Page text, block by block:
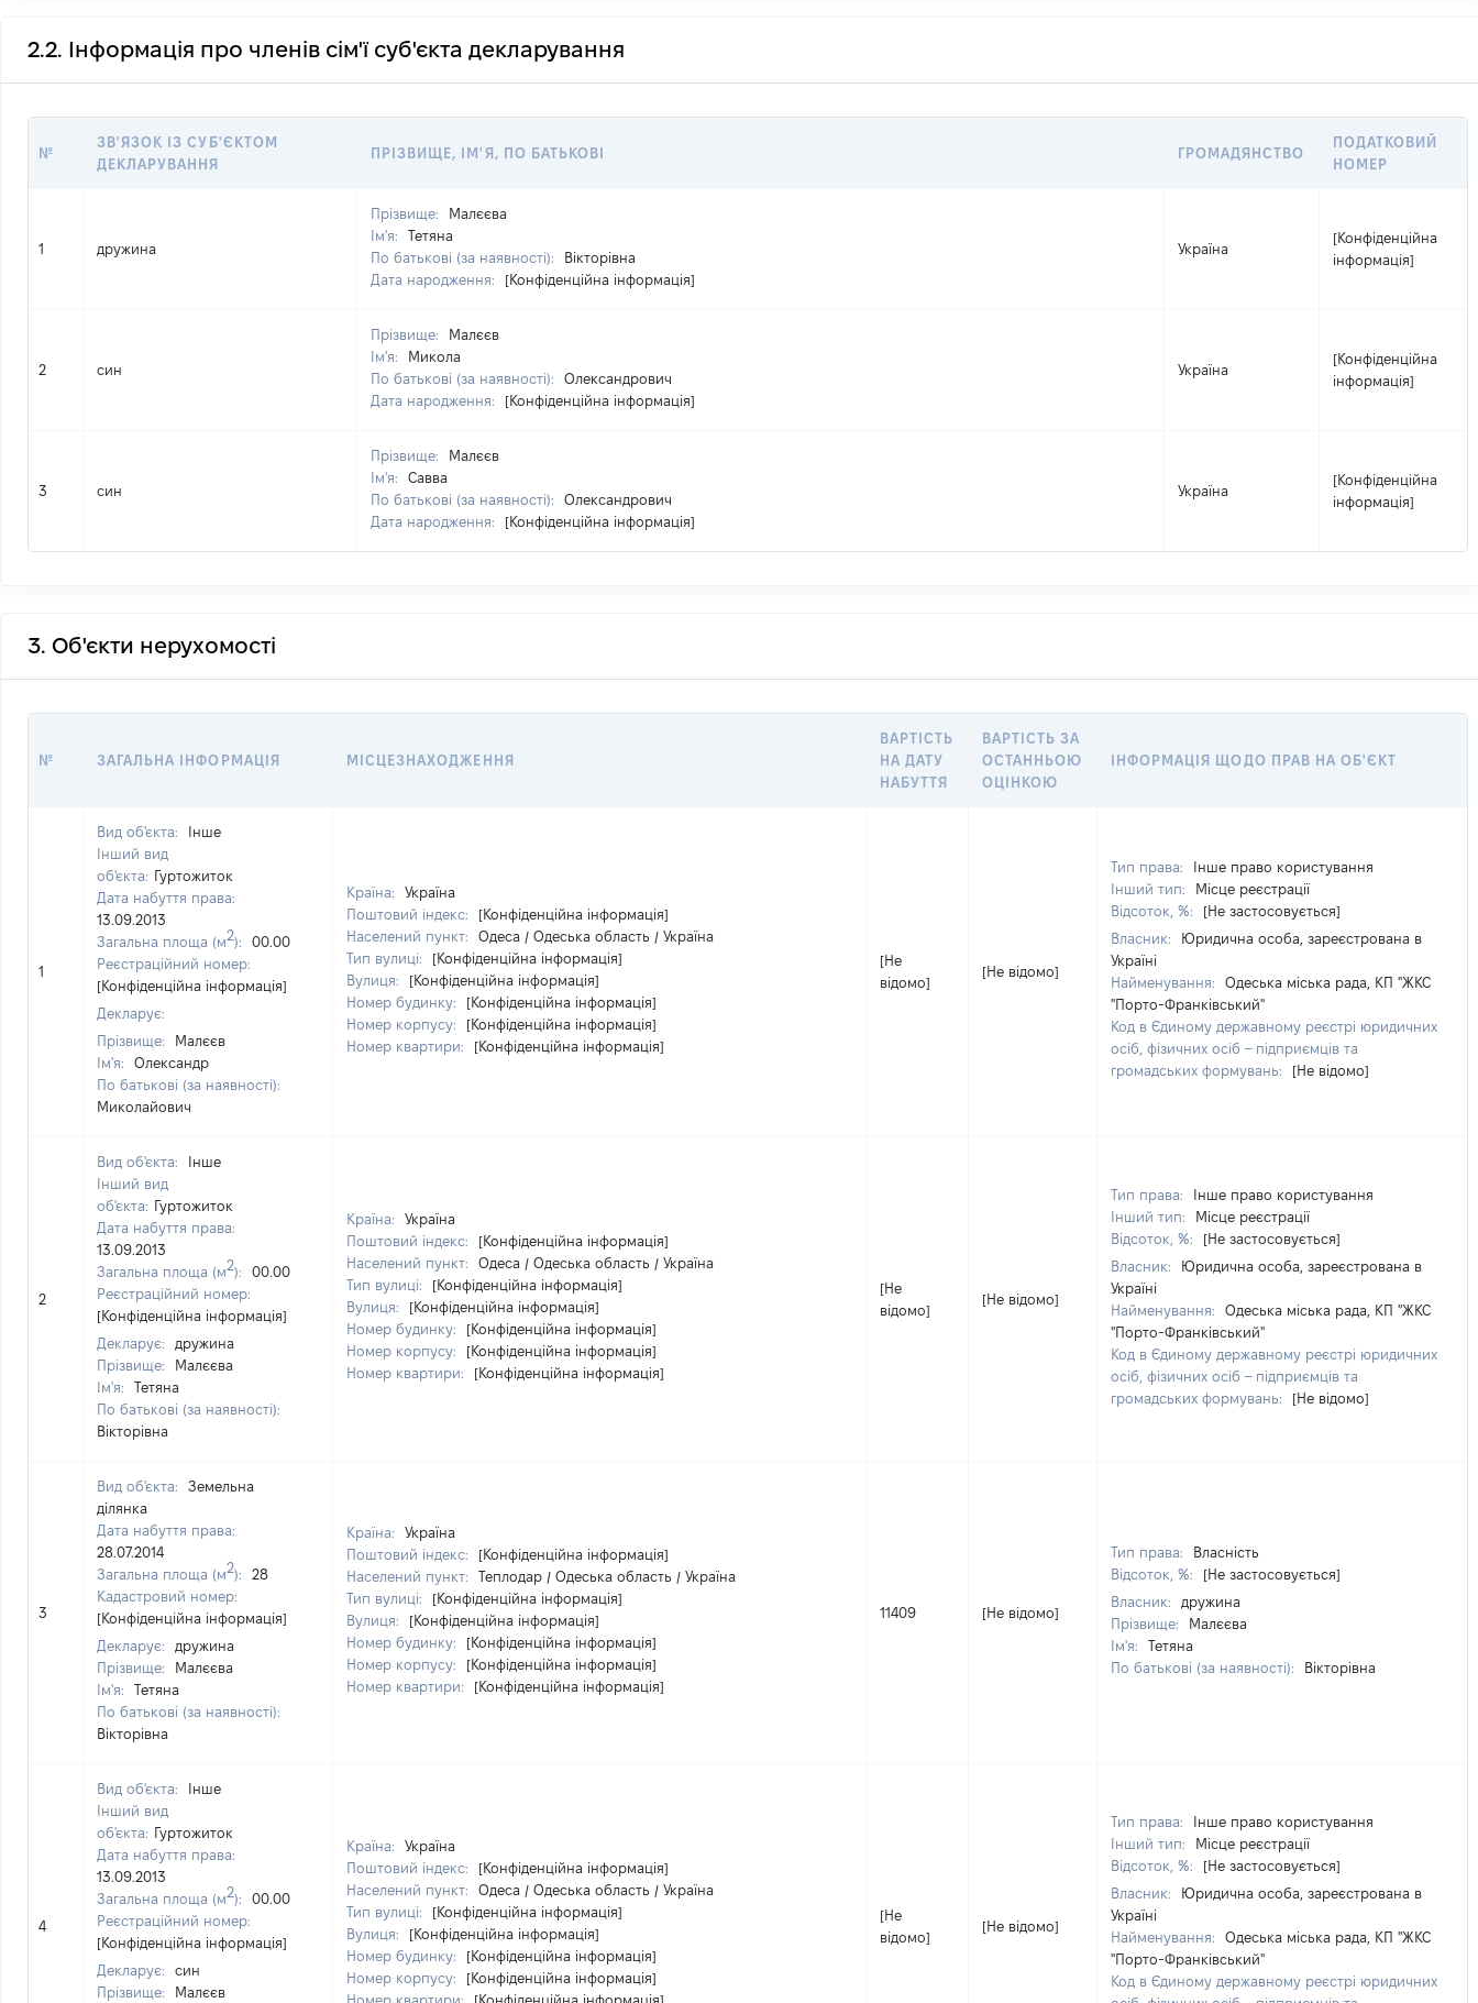
2.2. Інформація про членів сім'ї суб'єкта декларування
№
ЗВ'ЯЗОК ІЗ СУБ'ЄКТОМ
ДЕКЛАРУВАННЯ
ПРІЗВИЩЕ, ІМ'Я, ПО БАТЬКОВІ ГРОМАДЯНСТВО
ПОДАТКОВИЙ
НОМЕР
1 дружина
Прізвище:
Малєєва
Ім'я:
Тетяна
По батькові (за наявності):
Вікторівна
Дата народження:
[Конфіденційна інформація]
Україна
[Конфіденційна
інформація]
2 син
Прізвище:
Малєєв
Ім'я:
Микола
По батькові (за наявності):
Олександрович
Дата народження:
[Конфіденційна інформація]
Україна
[Конфіденційна
інформація]
3 син
Прізвище:
Малєєв
Ім'я:
Савва
По батькові (за наявності):
Олександрович
Дата народження:
[Конфіденційна інформація]
Україна
[Конфіденційна
інформація]
3. Об'єкти нерухомості
№ ЗАГАЛЬНА ІНФОРМАЦІЯ МІСЦЕЗНАХОДЖЕННЯ
ВАРТІСТЬ
НА ДАТУ
НАБУТТЯ
ВАРТІСТЬ ЗА
ОСТАННЬОЮ
ОЦІНКОЮ
ІНФОРМАЦІЯ ЩОДО ПРАВ НА ОБ'ЄКТ
1
Вид об'єкта:
Інше
Інший вид
об'єкта: Гуртожиток
Дата набуття права:
13.09.2013
Загальна площа (м2):
00.00
Реєстраційний номер:
[Конфіденційна інформація]
Декларує:
Прізвище:
Малєєв
Ім'я:
Олександр
По батькові (за наявності):
Миколайович
Країна:
Україна
Поштовий індекс:
[Конфіденційна інформація]
Населений пункт:
Одеса / Одеська область / Україна
Тип вулиці:
[Конфіденційна інформація]
Вулиця:
[Конфіденційна інформація]
Номер будинку:
[Конфіденційна інформація]
Номер корпусу:
[Конфіденційна інформація]
Номер квартири:
[Конфіденційна інформація]
[Не
відомо]
[Не відомо]
Тип права:
Інше право користування
Інший тип:
Місце реєстрації
Відсоток, %:
[Не застосовується]
Власник:
Юридична особа, зареєстрована в
Україні
Найменування:
Одеська міська рада, КП "ЖКС
"Порто-Франківський"
Код в Єдиному державному реєстрі юридичних
осіб, фізичних осіб – підприємців та
громадських формувань:
[Не відомо]
2
Вид об'єкта:
Інше
Інший вид
об'єкта: Гуртожиток
Дата набуття права:
13.09.2013
Загальна площа (м2):
00.00
Реєстраційний номер:
[Конфіденційна інформація]
Декларує:
дружина
Прізвище:
Малєєва
Ім'я:
Тетяна
По батькові (за наявності):
Вікторівна
Країна:
Україна
Поштовий індекс:
[Конфіденційна інформація]
Населений пункт:
Одеса / Одеська область / Україна
Тип вулиці:
[Конфіденційна інформація]
Вулиця:
[Конфіденційна інформація]
Номер будинку:
[Конфіденційна інформація]
Номер корпусу:
[Конфіденційна інформація]
Номер квартири:
[Конфіденційна інформація]
[Не
відомо]
[Не відомо]
Тип права:
Інше право користування
Інший тип:
Місце реєстрації
Відсоток, %:
[Не застосовується]
Власник:
Юридична особа, зареєстрована в
Україні
Найменування:
Одеська міська рада, КП "ЖКС
"Порто-Франківський"
Код в Єдиному державному реєстрі юридичних
осіб, фізичних осіб – підприємців та
громадських формувань:
[Не відомо]
3
Вид об'єкта:
Земельна
ділянка
Дата набуття права:
28.07.2014
Загальна площа (м2):
28
Кадастровий номер:
[Конфіденційна інформація]
Декларує:
дружина
Прізвище:
Малєєва
Ім'я:
Тетяна
По батькові (за наявності):
Вікторівна
Країна:
Україна
Поштовий індекс:
[Конфіденційна інформація]
Населений пункт:
Теплодар / Одеська область / Україна
Тип вулиці:
[Конфіденційна інформація]
Вулиця:
[Конфіденційна інформація]
Номер будинку:
[Конфіденційна інформація]
Номер корпусу:
[Конфіденційна інформація]
Номер квартири:
[Конфіденційна інформація]
11409 [Не відомо]
Тип права:
Власність
Відсоток, %:
[Не застосовується]
Власник:
дружина
Прізвище:
Малєєва
Ім'я:
Тетяна
По батькові (за наявності):
Вікторівна
4
Вид об'єкта:
Інше
Інший вид
об'єкта: Гуртожиток
Дата набуття права:
13.09.2013
Загальна площа (м2):
00.00
Реєстраційний номер:
[Конфіденційна інформація]
Декларує:
син
Прізвище:
Малєєв
Країна:
Україна
Поштовий індекс:
[Конфіденційна інформація]
Населений пункт:
Одеса / Одеська область / Україна
Тип вулиці:
[Конфіденційна інформація]
Вулиця:
[Конфіденційна інформація]
Номер будинку:
[Конфіденційна інформація]
Номер корпусу:
[Конфіденційна інформація]
Номер квартири:
[Конфіденційна інформація]
[Не
відомо]
[Не відомо]
Тип права:
Інше право користування
Інший тип:
Місце реєстрації
Відсоток, %:
[Не застосовується]
Власник:
Юридична особа, зареєстрована в
Україні
Найменування:
Одеська міська рада, КП "ЖКС
"Порто-Франківський"
Код в Єдиному державному реєстрі юридичних